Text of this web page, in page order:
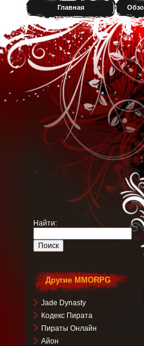
Главная
Найти:
Другие MMORPG
Jade Dynasty
Кодекс Пирата
Пираты Онлайн
Айон